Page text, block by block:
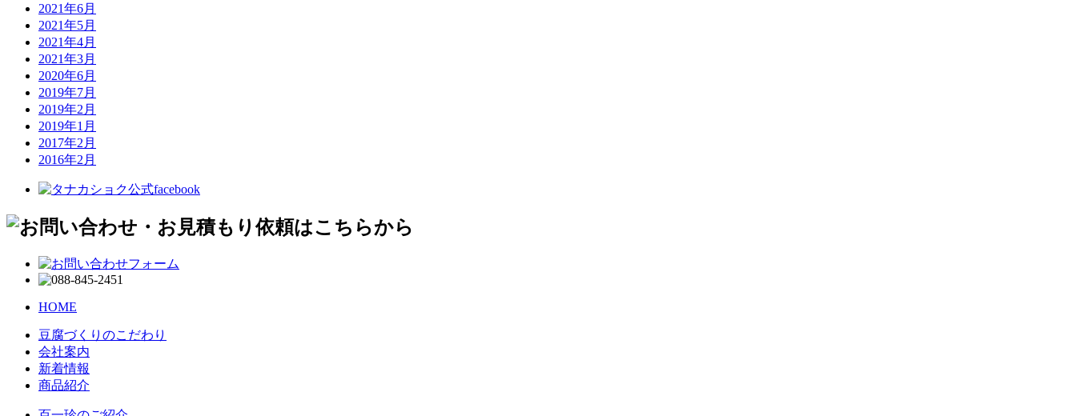
2021年6月
2021年5月
2021年4月
2021年3月
2020年6月
2019年7月
2019年2月
2019年1月
2017年2月
2016年2月
HOME
豆腐づくりのこだわり
会社案内
新着情報
商品紹介